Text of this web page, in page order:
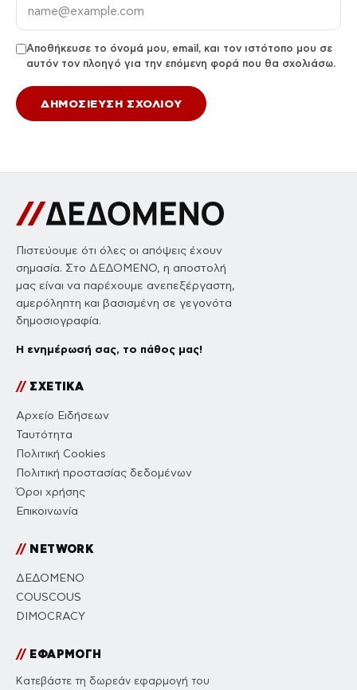
Αποθήκευσε το όνομά μου, email, και τον ιστότοπο μου σε
αυτόν τον πλοηγό για την επόμενη φορά που θα σχολιάσω.
Πιστεύουμε ότι όλες οι απόψεις έχουν
σημασία. Στο ΔΕΔΟΜΕΝΟ, η αποστολή
μας είναι να παρέχουμε ανεπεξέργαστη,
αμερόληπτη και βασισμένη σε γεγονότα
δημοσιογραφία.
Η ενημέρωσή σας, το πάθος μας!
//ΣΧΕΤΙΚΑ
Αρχείο Ειδήσεων
Ταυτότητα
Πολιτική Cookies
Πολιτική προστασίας δεδομένων
Όροι χρήσης
Επικοινωνία
//NETWORK
ΔΕΔΟΜΕΝΟ
COUSCOUS
DIMOCRACY
//ΕΦΑΡΜΟΓΗ
Κατεβάστε τη δωρεάν εφαρμογή του